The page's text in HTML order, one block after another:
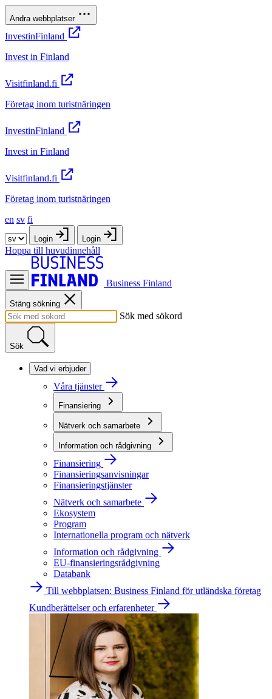
Andra webbplatser
InvestinFinland
Invest in Finland
Visitfinland.fi
Företag inom turistnäringen
InvestinFinland
Invest in Finland
Visitfinland.fi
Företag inom turistnäringen
en sv fi
Login Login
Hoppa till huvudinnehåll
Business Finland
Stäng sökning
Sök med sökord
Sök
Vad vi erbjuder
Våra tjänster
Finansiering
Nätverk och samarbete
Information och rådgivning
Finansiering
Finansieringsanvisningar
Finansieringstjänster
Nätverk och samarbete
Ekosystem
Program
Internationella program och nätverk
Information och rådgivning
EU-finansieringsrådgivning
Databank
Till webbplatsen: Business Finland för utländska företag
Kundberättelser och erfarenheter